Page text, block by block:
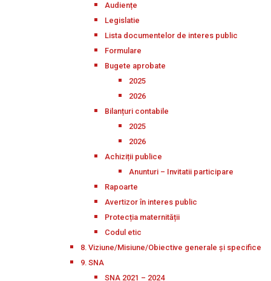
Audiențe
Legislatie
Lista documentelor de interes public
Formulare
Bugete aprobate
2025
2026
Bilanțuri contabile
2025
2026
Achiziții publice
Anunturi – Invitatii participare
Rapoarte
Avertizor în interes public
Protecția maternității
Codul etic
8. Viziune/Misiune/Obiective generale și specifice
9. SNA
SNA 2021 – 2024